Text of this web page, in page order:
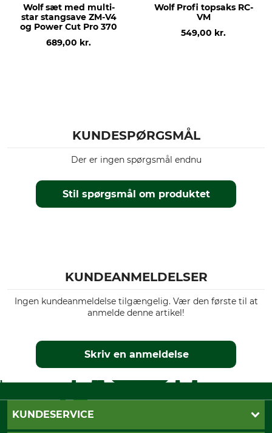
Wolf sæt med multi-
star stangsave ZM-V4
og Power Cut Pro 370
689,00 kr.
Wolf Profi topsaks RC-
VM
549,00 kr.
KUNDESPØRGSMÅL
Stil spørgsmål om produktet
Der er ingen spørgsmål endnu
KUNDEANMELDELSER
Ingen kundeanmeldelse tilgængelig. Vær den første til at
anmelde denne artikel!
Skriv en anmeldelse
KUNDESERVICE